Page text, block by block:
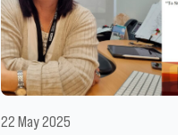
22 May 2025